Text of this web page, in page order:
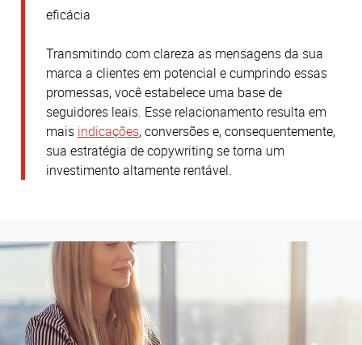
eficácia
Transmitindo com clareza as mensagens da sua
marca a clientes em potencial e cumprindo essas
promessas, você estabelece uma base de
seguidores leais. Esse relacionamento resulta em
mais indicações, conversões e, consequentemente,
sua estratégia de copywriting se torna um
investimento altamente rentável.